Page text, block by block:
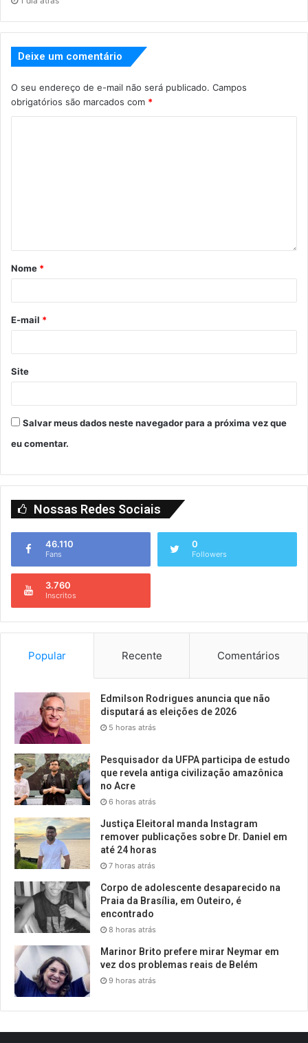
Deixe um comentário
O seu endereço de e-mail não será publicado. Campos
obrigatórios são marcados com *
Nome *
E-mail *
Site
Salvar meus dados neste navegador para a próxima vez que
eu comentar.
Nossas Redes Sociais
46.110
Fans
0
Followers
3.760
Inscritos
Popular Recente Comentários
Edmilson Rodrigues anuncia que não
disputará as eleições de 2026
5 horas atrás
Pesquisador da UFPA participa de estudo
que revela antiga civilização amazônica
no Acre
6 horas atrás
Justiça Eleitoral manda Instagram
remover publicações sobre Dr. Daniel em
até 24 horas
7 horas atrás
Corpo de adolescente desaparecido na
Praia da Brasília, em Outeiro, é
encontrado
8 horas atrás
Marinor Brito prefere mirar Neymar em
vez dos problemas reais de Belém
9 horas atrás